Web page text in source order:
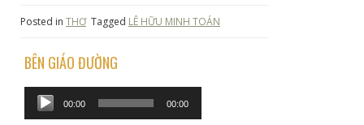
Posted in THƠ Tagged LÊ HỮU MINH TOÁN
BÊN GIÁO ĐƯỜNG
Audio
Player
00:00 00:00